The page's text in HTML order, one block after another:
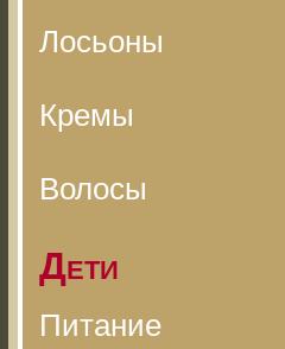
Лосьоны
Кремы
Волосы
Дети
Питание